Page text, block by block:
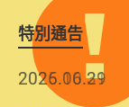
特別通告
2026.06.29
2025.10.31